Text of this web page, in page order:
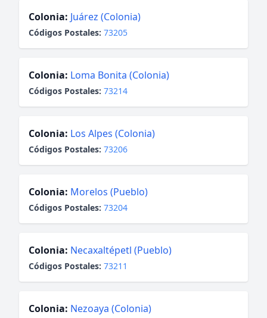
Colonia: Juárez (Colonia)
Códigos Postales: 73205
Colonia: Loma Bonita (Colonia)
Códigos Postales: 73214
Colonia: Los Alpes (Colonia)
Códigos Postales: 73206
Colonia: Morelos (Pueblo)
Códigos Postales: 73204
Colonia: Necaxaltépetl (Pueblo)
Códigos Postales: 73211
Colonia: Nezoaya (Colonia)